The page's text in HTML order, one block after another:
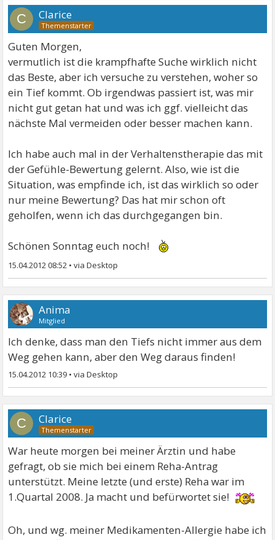
C Clarice
Guten Morgen,
vermutlich ist die krampfhafte Suche wirklich nicht
das Beste, aber ich versuche zu verstehen, woher so
ein Tief kommt. Ob irgendwas passiert ist, was mir
nicht gut getan hat und was ich ggf. vielleicht das
nächste Mal vermeiden oder besser machen kann.
Ich habe auch mal in der Verhaltenstherapie das mit
der Gefühle-Bewertung gelernt. Also, wie ist die
Situation, was empfinde ich, ist das wirklich so oder
nur meine Bewertung? Das hat mir schon oft
geholfen, wenn ich das durchgegangen bin.
Schönen Sonntag euch noch!
15.04.2012 08:52 •
Anima
Mitglied
Ich denke, dass man den Tiefs nicht immer aus dem
Weg gehen kann, aber den Weg daraus finden!
15.04.2012 10:39 •
C Clarice
War heute morgen bei meiner Ärztin und habe
gefragt, ob sie mich bei einem Reha-Antrag
unterstützt. Meine letzte (und erste) Reha war im
1.Quartal 2008. Ja macht und befürwortet sie!
Oh, und wg. meiner Medikamenten-Allergie habe ich